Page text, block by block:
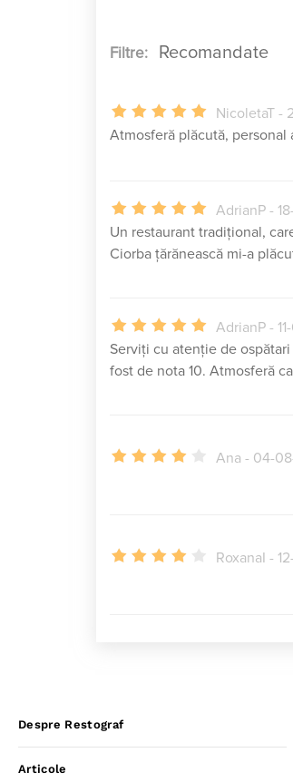
Filtre:
NicoletaT -
Atmosferă plăcută, personal
AdrianP -
Un restaurant tradițional,
Ciorba țărănească mi-a
AdrianP -
Serviți cu atenție de
fost de nota 10. Atmosferă
Ana - 04-
RoxanaI -
Despre Restograf
Articole